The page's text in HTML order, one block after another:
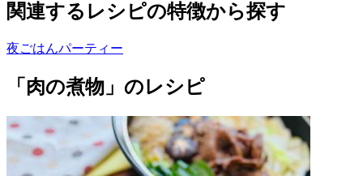
関連するレシピの特徴から探す
夜ごはんパーティー
「肉の煮物」のレシピ